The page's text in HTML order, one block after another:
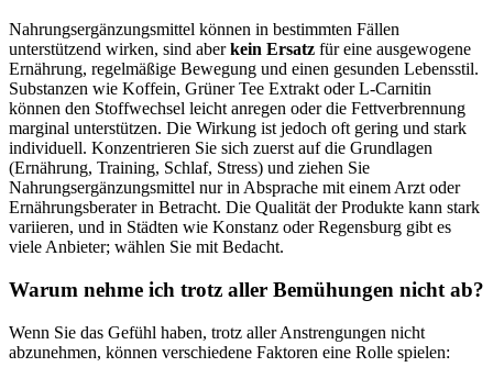
Nahrungsergänzungsmittel können in bestimmten Fällen
unterstützend wirken, sind aberkein Ersatz für eine ausgewogene
Ernährung, regelmäßige Bewegung und einen gesunden Lebensstil.
Substanzen wie Koffein, Grüner Tee Extrakt oder L-Carnitin
können den Stoffwechsel leicht anregen oder die Fettverbrennung
marginal unterstützen. Die Wirkung ist jedoch oft gering und stark
individuell. Konzentrieren Sie sich zuerst auf die Grundlagen
(Ernährung, Training, Schlaf, Stress) und ziehen Sie
Nahrungsergänzungsmittel nur in Absprache mit einem Arzt oder
Ernährungsberater in Betracht. Die Qualität der Produkte kann stark
variieren, und in Städten wie Konstanz oder Regensburg gibt es
viele Anbieter; wählen Sie mit Bedacht.
Warum nehme ich trotz aller Bemühungen nicht ab?
Wenn Sie das Gefühl haben, trotz aller Anstrengungen nicht
abzunehmen, können verschiedene Faktoren eine Rolle spielen: